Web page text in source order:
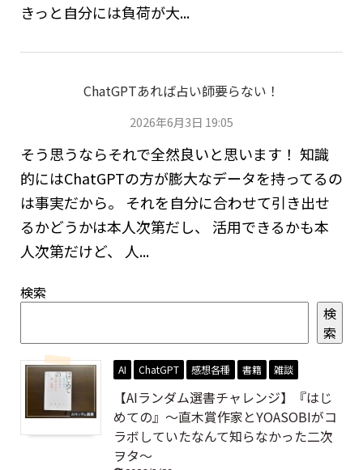
きっと自分には負荷が大...
ChatGPTあれば占い師要らない！
2026年6月3日 19:05
そう思うならそれで全然良いと思います！ 知識
的にはChatGPTの方が膨大なデータを持ってるの
は事実だから。 それを自分に合わせて引き出せ
るかどうかは本人次第だし、 活用できるかも本
人次第だけど、 人...
検索
検
索
AI ChatGPT 感想各種 書籍 雑談
【AIランダム選書チャレンジ】『はじ
めての』～直木賞作家とYOASOBIがコ
ラボしていたなんて知らなかった二次
ヲタ～